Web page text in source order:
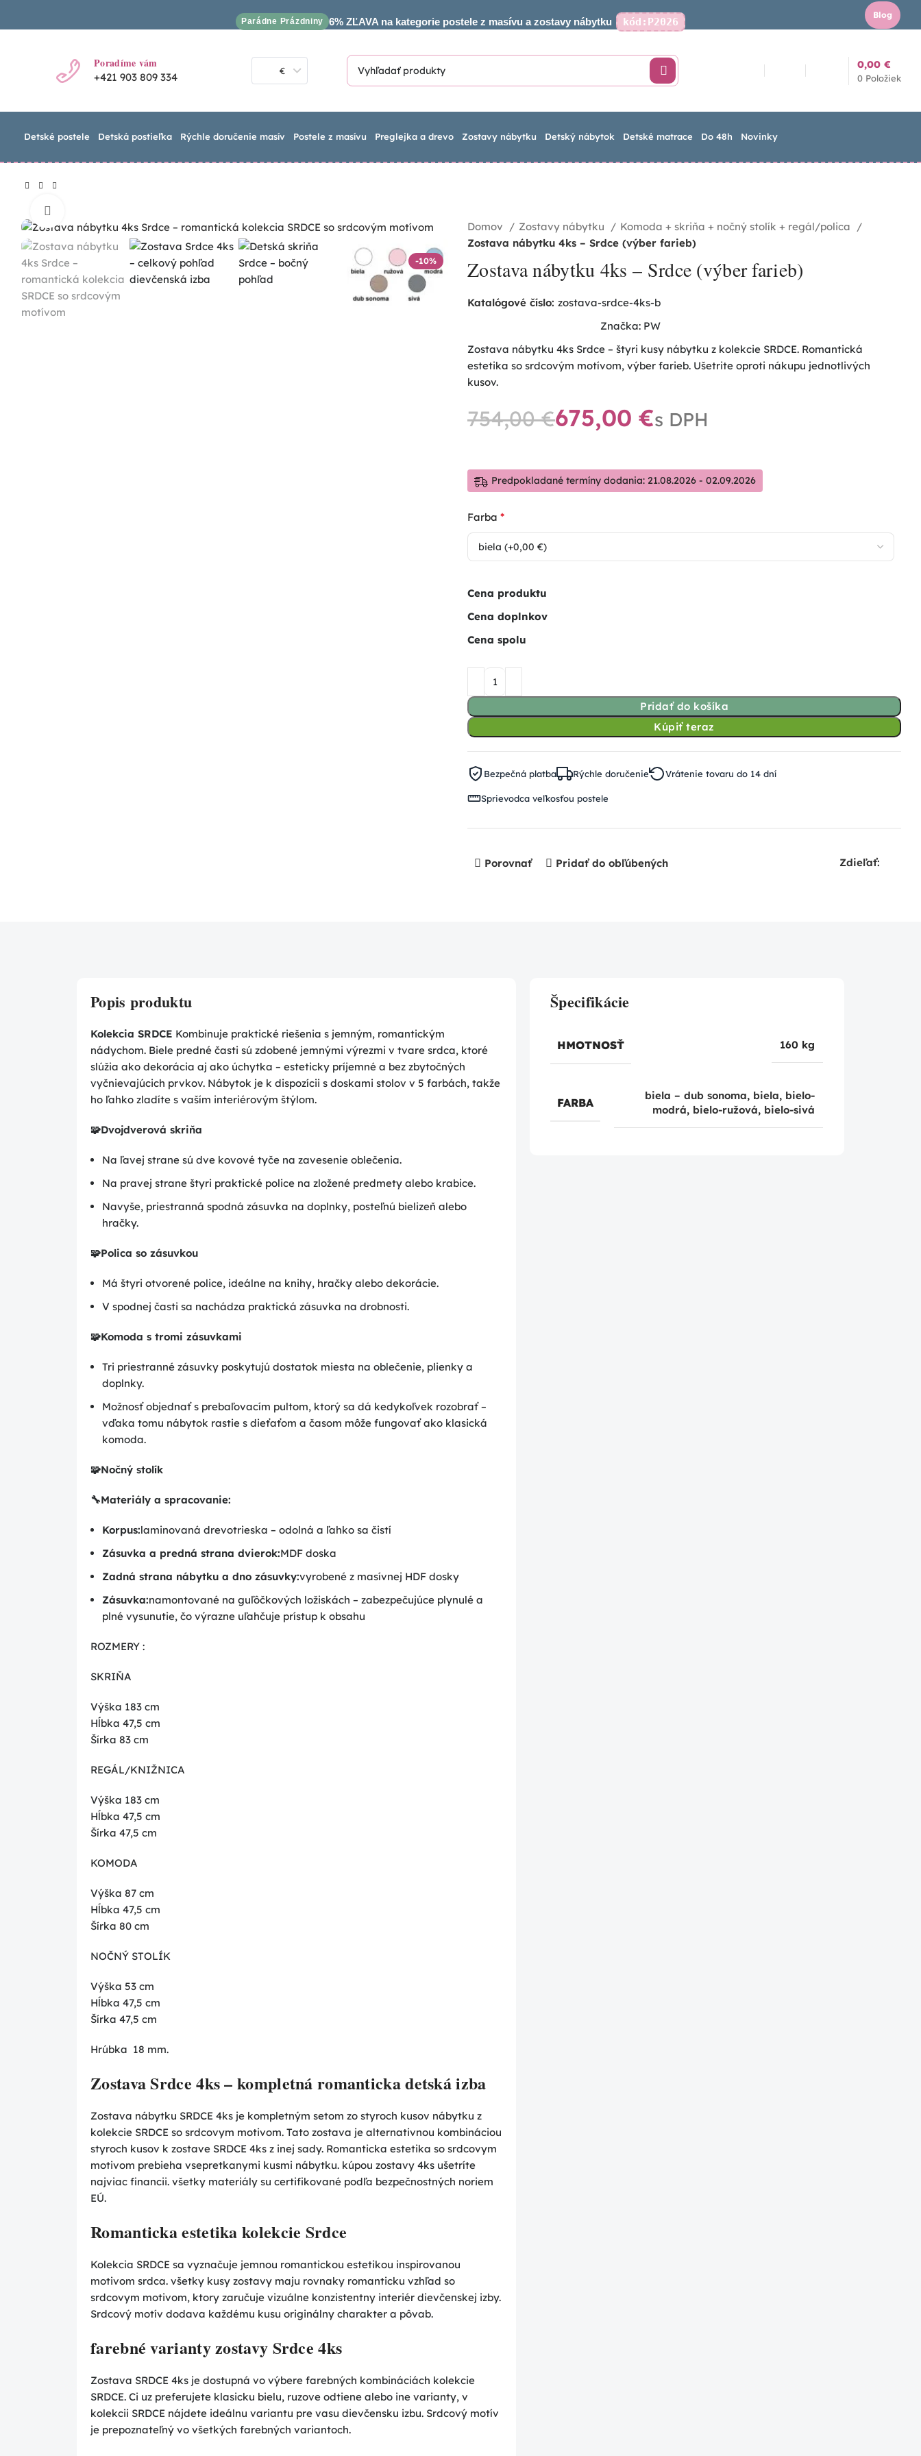
Parádne Prázdniny 6% ZĽAVA na kategorie postele z masívu a zostavy nábytku kód:P2026
Blog
Poradíme vám
+421 903 809 334 €
0 Položiek
0,00 €
Detské postele Detská postieľka Rýchle doručenie masív Postele z masívu Preglejka a drevo Zostavy nábytku Detský nábytok Detské matrace Do 48h Novinky
-10%
Domov Zostavy nábytku
Komoda + skriňa + nočný stolík + regál/polica
Zostava nábytku 4ks – Srdce (výber farieb)
Zostava nábytku 4ks – Srdce (výber farieb)
Katalógové číslo: zostava-srdce-4ks-b
Značka: PW
Zostava nábytku 4ks Srdce – štyri kusy nábytku z kolekcie SRDCE. Romantická
estetika so srdcovým motívom, výber farieb. Ušetrite oproti nákupu jednotlivých
kusov.
754,00€675,00 €
Predpokladané termíny dodania: 21.08.2026 - 02.09.2026
Farba *
Cena produktu
Cena doplnkov
Cena spolu
Pridať do košíka
Kúpiť teraz
Bezpečná platba Rýchle doručenie Vrátenie tovaru do 14 dní
Sprievodca veľkosťou postele
Porovnať Pridať do obľúbených Zdieľať:
Popis produktu
Kolekcia SRDCE Kombinuje praktické riešenia s jemným, romantickým
nádychom. Biele predné časti sú zdobené jemnými výrezmi v tvare srdca, ktoré
slúžia ako dekorácia aj ako úchytka – esteticky príjemné a bez zbytočných
vyčnievajúcich prvkov. Nábytok je k dispozícii s doskami stolov v 5 farbách, takže
ho ľahko zladíte s vaším interiérovým štýlom.
🧩Dvojdverová skriňa
Na ľavej strane sú dve kovové tyče na zavesenie oblečenia.
Na pravej strane štyri praktické police na zložené predmety alebo krabice.
Navyše, priestranná spodná zásuvka na doplnky, posteľnú bielizeň alebo
hračky.
🧩Polica so zásuvkou
Má štyri otvorené police, ideálne na knihy, hračky alebo dekorácie.
V spodnej časti sa nachádza praktická zásuvka na drobnosti.
🧩Komoda s tromi zásuvkami
Tri priestranné zásuvky poskytujú dostatok miesta na oblečenie, plienky a
doplnky.
Možnosť objednať s prebaľovacím pultom, ktorý sa dá kedykoľvek rozobrať –
vďaka tomu nábytok rastie s dieťaťom a časom môže fungovať ako klasická
komoda.
🧩Nočný stolík
🔧Materiály a spracovanie:
Korpus:laminovaná drevotrieska – odolná a ľahko sa čistí
Zásuvka a predná strana dvierok:MDF doska
Zadná strana nábytku a dno zásuvky:vyrobené z masívnej HDF dosky
Zásuvka:namontované na guľôčkových ložiskách – zabezpečujúce plynulé a
plné vysunutie, čo výrazne uľahčuje prístup k obsahu
ROZMERY :
SKRIŇA
Výška 183 cm
Hĺbka 47,5 cm
Šírka 83 cm
REGÁL/KNIŽNICA
Výška 183 cm
Hĺbka 47,5 cm
Šírka 47,5 cm
KOMODA
Výška 87 cm
Hĺbka 47,5 cm
Šírka 80 cm
NOČNÝ STOLÍK
Výška 53 cm
Hĺbka 47,5 cm
Šírka 47,5 cm
Hrúbka 18 mm.
Zostava Srdce 4ks – kompletná romanticka detská izba
Zostava nábytku SRDCE 4ks je kompletným setom zo styroch kusov nábytku z
kolekcie SRDCE so srdcovym motivom. Tato zostava je alternativnou kombináciou
styroch kusov k zostave SRDCE 4ks z inej sady. Romanticka estetika so srdcovym
motivom prebieha vsepretkanymi kusmi nábytku. kúpou zostavy 4ks ušetríte
najviac financii. všetky materiály su certifikované podľa bezpečnostných noriem
EÚ.
Romanticka estetika kolekcie Srdce
Kolekcia SRDCE sa vyznačuje jemnou romantickou estetikou inspirovanou
motivom srdca. všetky kusy zostavy maju rovnaky romanticku vzhľad so
srdcovym motivom, ktory zaručuje vizuálne konzistentny interiér dievčenskej izby.
Srdcový motív dodava každému kusu originálny charakter a pôvab.
farebné varianty zostavy Srdce 4ks
Zostava SRDCE 4ks je dostupná vo výbere farebných kombináciách kolekcie
SRDCE. Ci uz preferujete klasicku bielu, ruzove odtiene alebo ine varianty, v
kolekcii SRDCE nájdete ideálnu variantu pre vasu dievčensku izbu. Srdcový motív
je prepoznateľný vo všetkých farebných variantoch.
Špecifikácie
HMOTNOSŤ 160 kg
FARBA
biela – dub sonoma, biela, bielo-
modrá, bielo-ružová, bielo-sivá